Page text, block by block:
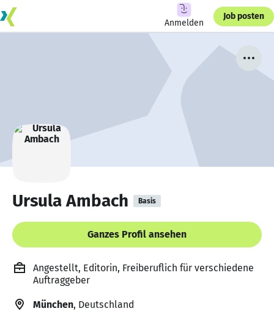
Anmelden
Job posten
Ursula Ambach Basis
Ganzes Profil ansehen
Angestellt, Editorin, Freiberuflich für verschiedene
Auftraggeber
München, Deutschland